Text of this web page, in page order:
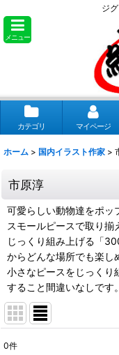
ジ
メニュー
カテゴリ マイページ
ホーム > 国内イラスト作家 >
市原淳
可愛らしい動物達をポッ
スモールピースで取り揃
じっくり組み上げる「
からどんな場所でも楽し
小さなピースをじっくり
すること間違いなしです。
0件